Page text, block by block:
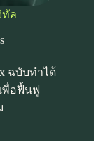
ทัล
ฉบับทำได้
พื่อฟื้นฟู